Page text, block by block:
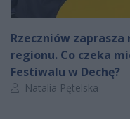
Rzeczniów
regionu. Co czeka
Festiwalu w Dechę?
Autor artykułu:
Natalia Pętelska